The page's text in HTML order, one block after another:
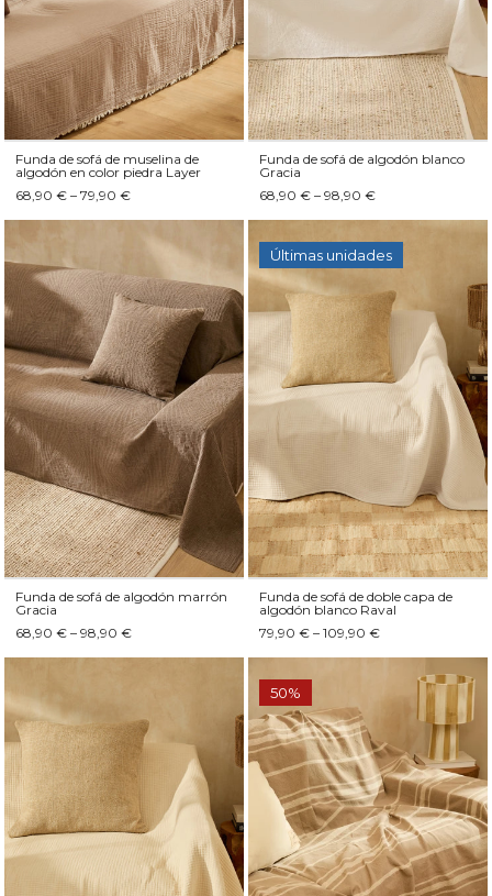
Funda de sofá de muselina de
algodón en color piedra Layer
68,90 € – 79,90 €
Funda de sofá de algodón blanco
Gracia
68,90 € – 98,90 €
Funda de sofá de algodón marrón
Gracia
68,90 € – 98,90 €
Últimas unidades
Funda de sofá de doble capa de
algodón blanco Raval
79,90 € – 109,90 €
50%